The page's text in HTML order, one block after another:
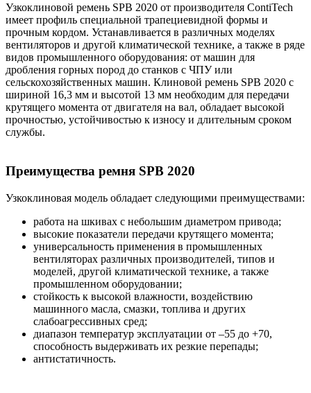
Узкоклиновой ремень SPB 2020 от производителя ContiTech
имеет профиль специальной трапециевидной формы и
прочным кордом. Устанавливается в различных моделях
вентиляторов и другой климатической технике, а также в ряде
видов промышленного оборудования: от машин для
дробления горных пород до станков с ЧПУ или
сельскохозяйственных машин. Клиновой ремень SPB 2020 с
шириной 16,3 мм и высотой 13 мм необходим для передачи
крутящего момента от двигателя на вал, обладает высокой
прочностью, устойчивостью к износу и длительным сроком
службы.
Преимущества ремня SPB 2020
Узкоклиновая модель обладает следующими преимуществами:
работа на шкивах с небольшим диаметром привода;
высокие показатели передачи крутящего момента;
универсальность применения в промышленных
вентиляторах различных производителей, типов и
моделей, другой климатической технике, а также
промышленном оборудовании;
стойкость к высокой влажности, воздействию
машинного масла, смазки, топлива и других
слабоагрессивных сред;
диапазон температур эксплуатации от –55 до +70,
способность выдерживать их резкие перепады;
антистатичность.